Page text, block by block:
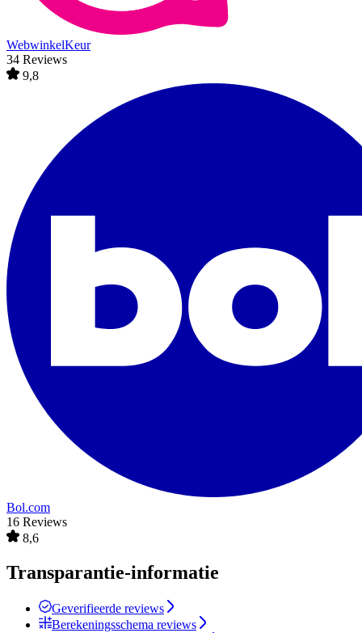
WebwinkelKeur
34 Reviews
9,8
Bol.com
16 Reviews
8,6
Transparantie-informatie
Geverifieerde reviews
Berekeningsschema reviews